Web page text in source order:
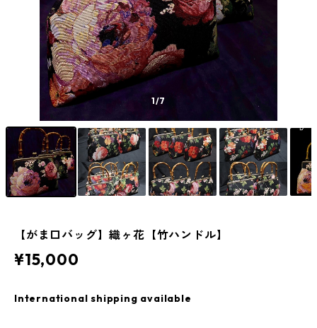
1/7
【がま口バッグ】織ヶ花【竹ハンドル】
¥15,000
International shipping available